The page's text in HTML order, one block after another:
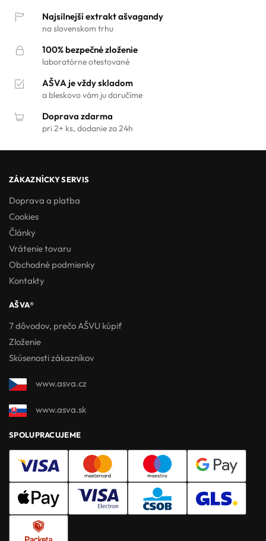
Najsilnejší extrakt ašvagandy
na slovenskom trhu
100% bezpečné zloženie
laboratórne otestované
AŠVA je vždy skladom
a bleskovo vám ju doručíme
Doprava zdarma
pri 2+ ks, dodanie za 24h
ZÁKAZNÍCKY SERVIS
Doprava a platba
Cookies
Články
Vrátenie tovaru
Obchodné podmienky
Kontakty
AŠVA®
7 dôvodov, prečo AŠVU kúpiť
Zloženie
Skúsenosti zákazníkov
www.asva.cz
www.asva.sk
SPOLUPRACUJEME